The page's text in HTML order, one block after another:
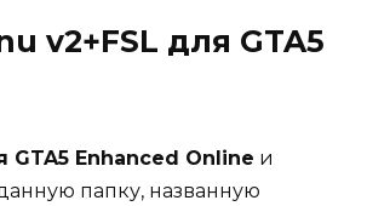
v2+FSL для GTA5
GTA5 Enhanced Online и
папку, названную